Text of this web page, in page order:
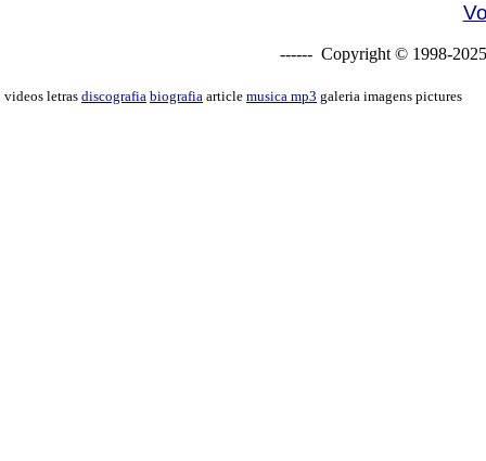
------ Copyright © 1998-
videos letras discografia biografia article musica mp3 galeria imagens pictures